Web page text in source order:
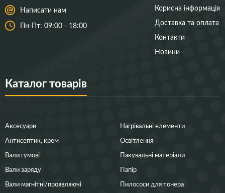
Написати нам
Пн-Пт: 09:00 - 18:00
Корисна інформація
Доставка та оплата
Контакти
Новини
Каталог товарів
Аксесуари
Антисептик, крем
Вали гумові
Вали заряду
Вали магнітні/проявляючі
Нагрівальні елементи
Освітлення
Пакувальні матеріали
Папір
Пилососи для тонера